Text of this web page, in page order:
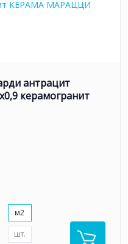
антрацит
керамогранит
м2
шт.